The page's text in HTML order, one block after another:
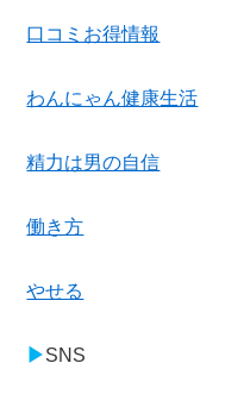
口コミお得情報
わんにゃん健康生活
精力は男の自信
働き方
やせる
▶SNS